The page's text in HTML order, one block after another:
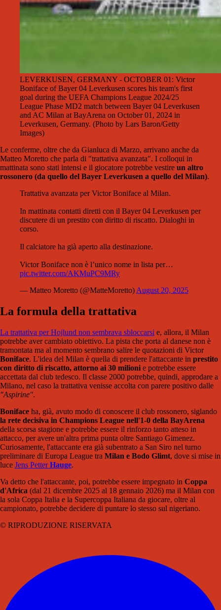
LEVERKUSEN, GERMANY - OCTOBER 01: Victor
Boniface of Bayer 04 Leverkusen scores his team's first
goal during the UEFA Champions League 2024/25
League Phase MD2 match between Bayer 04 Leverkusen
and AC Milan at BayArena on October 01, 2024 in
Leverkusen, Germany. (Photo by Lars Baron/Getty
Images)
Le conferme, oltre che da Gianluca di Marzo, arrivano anche da
Matteo Moretto che parla di "trattativa avanzata". I colloqui in
mattinata sono stati intensi e il giocatore potrebbe vestire un altro
rossonero (da quello del Bayer Leverkusen a quello del Milan).
Trattativa avanzata per Victor Boniface al Milan.
In mattinata contatti diretti con il Bayer 04 Leverkusen per
discutere di un prestito con diritto di riscatto. Dialoghi in
corso.
Il calciatore ha già aperto alla destinazione.
Victor Boniface non è l’unico nome in lista per…
pic.twitter.com/AKMuPC9MRy
— Matteo Moretto (@MatteMoretto) August 20, 2025
La formula della trattativa
La trattativa per Hojlund non sembrava sbloccarsi e, allora, il Milan
potrebbe aver cambiato obiettivo. La pista che porta al danese non è
tramontata ma al momento sembrano salire le quotazioni di Victor
Boniface. L'idea del Milan è quella di prendere l'attaccante in prestito
con diritto di riscatto, attorno ai 30 milioni e potrebbe essere
accettata dal club tedesco. Il classe 2000 potrebbe, quindi, approdare a
Milano, nel caso la trattativa venisse accolta con parere positivo dalle
"Aspirine".
Boniface ha, già, avuto modo di conoscere il club rossonero, siglando
la rete decisiva in Champions League nell'1-0 della BayArena
della scorsa stagione e potrebbe essere il rinforzo tanto atteso in
attacco, per avere un'altra prima punta oltre Santiago Gimenez.
Curiosamente, l'attaccante era già subentrato a San Siro nel turno
preliminare di Europa League tra Milan e Bodo Glimt, dove si mise in
luce Jens PetterHauge.
Va detto che l'attaccante, poi, potrebbe essere impegnato in Coppa
d'Africa (dal 21 dicembre 2025 al 18 gennaio 2026) ma il Milan con
la sola Coppa Italia e la Supercoppa Italiana da giocare, oltre al
campionato, potrebbe decidere di puntare lo stesso sul nigeriano.
© RIPRODUZIONE RISERVATA